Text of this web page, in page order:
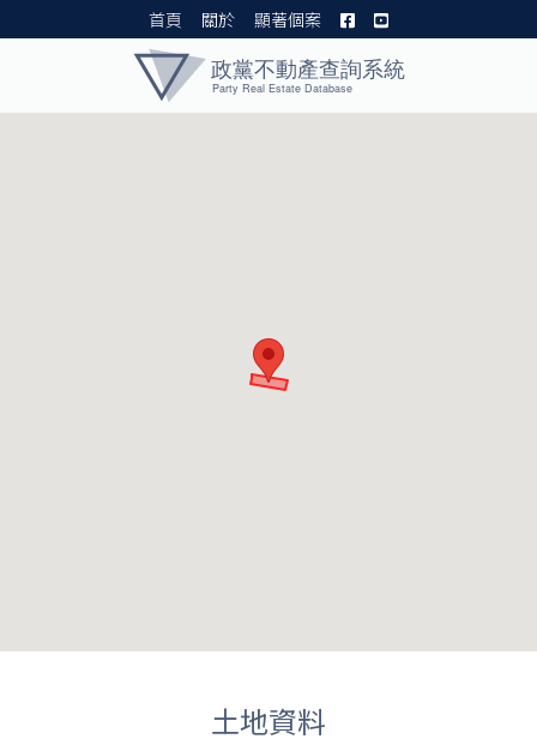
首頁 關於 顯著個案
土地資料